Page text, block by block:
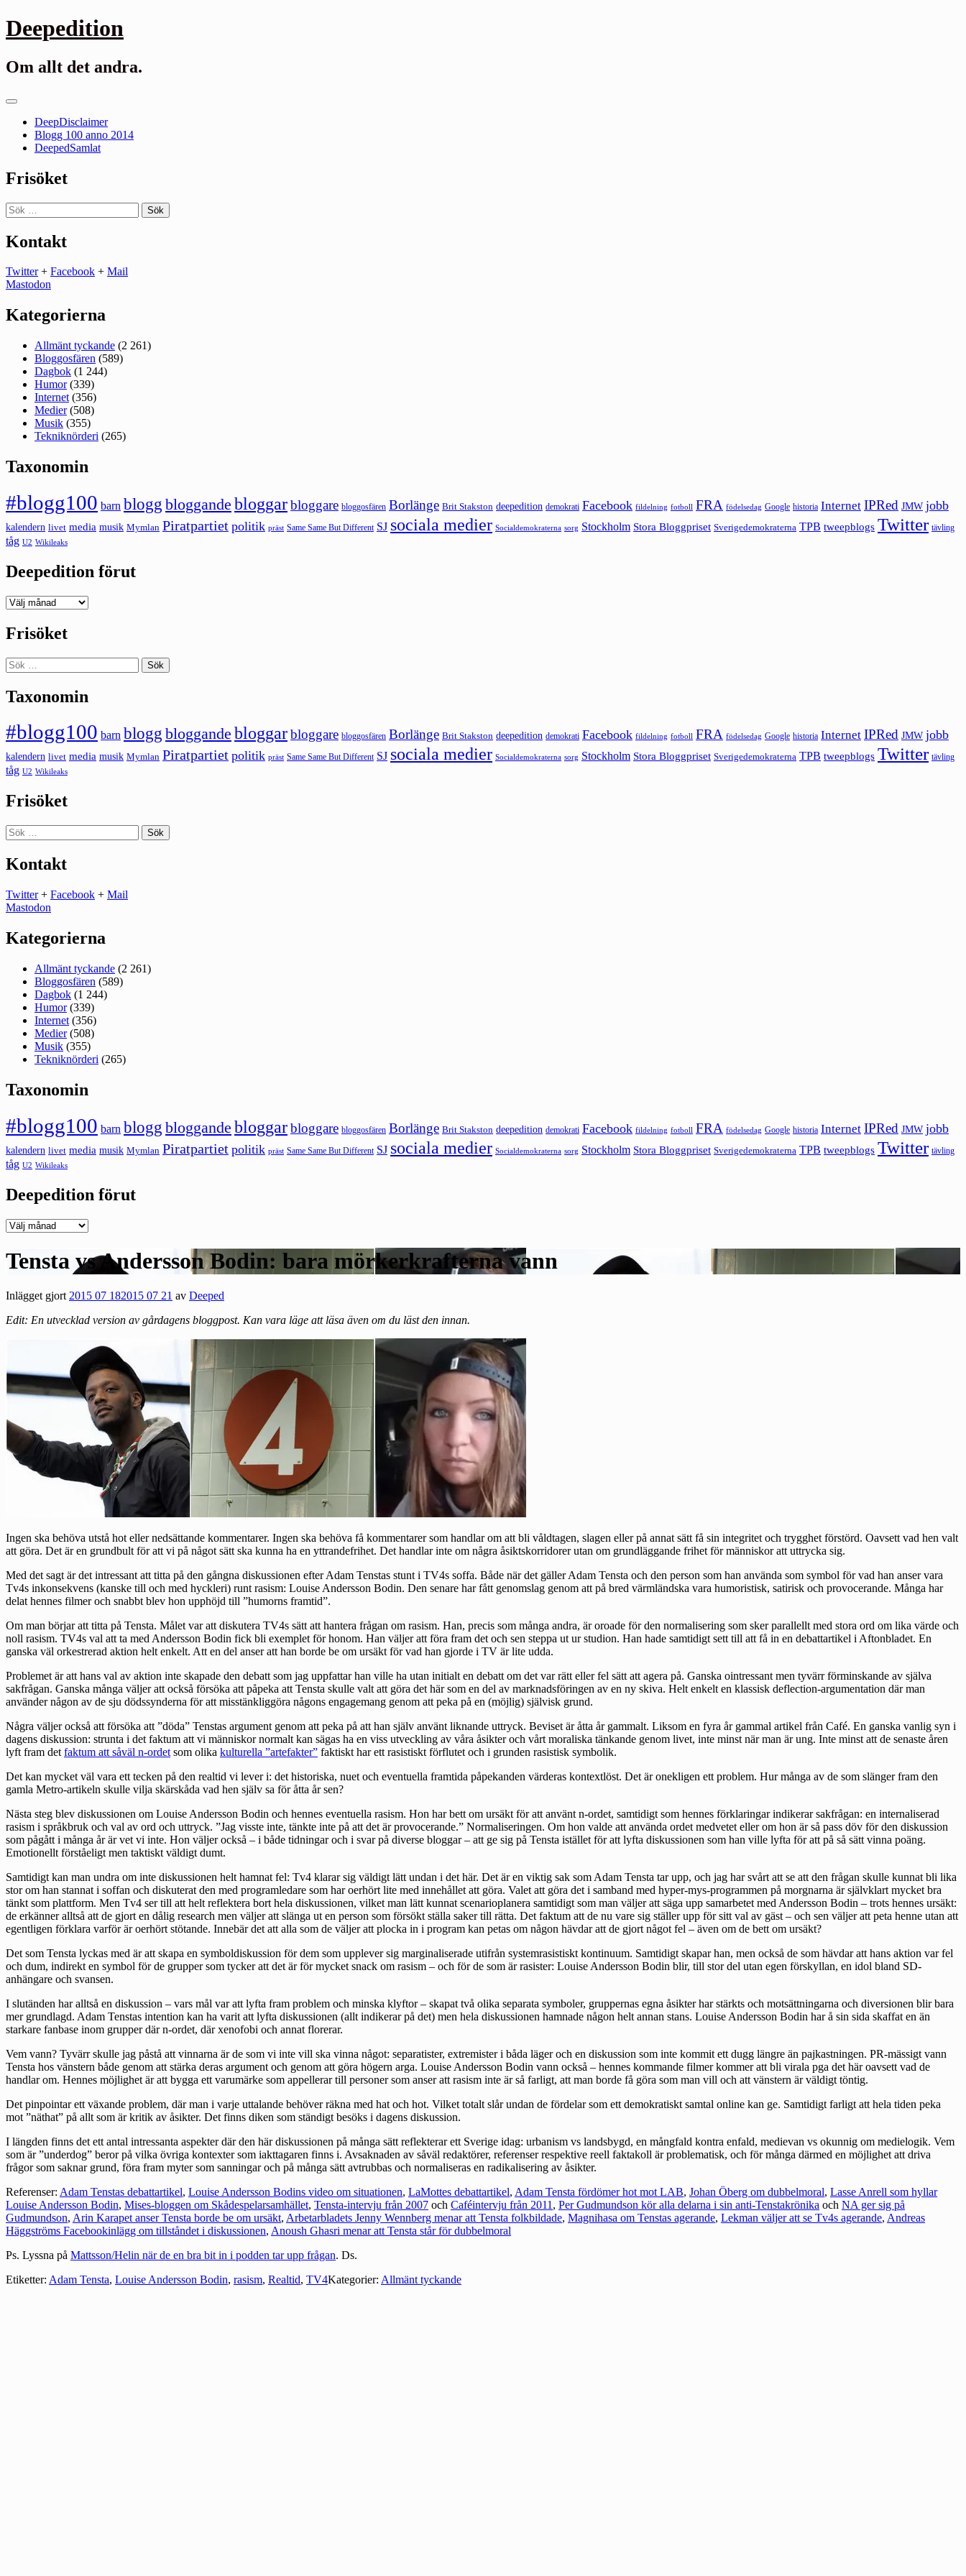
Gå
till
Deepedition
Om allt det andra.
Primär
DeepDisclaimer
Blogg 100 anno 2014
DeepedSamlat
Frisöket
Sök
efter:
Kontakt
Twitter+ Facebook + Mail
Mastodon
Kategorierna
Allmänt tyckande (2 261)
Bloggosfären (589)
Dagbok (1 244)
Humor(339)
Internet (356)
Medier(508)
Musik (355)
Tekniknörderi (265)
Taxonomin
#blogg100 barn blogg bloggande bloggarbloggare bloggosfären Borlänge Brit Stakston deepedition demokrati Facebook fildelning fotboll FRA födelsedag Google historia Internet IPRed JMW jobb
kalendern livet media musik Mymlan Piratpartiet politik präst Same Same But Different SJ sociala medier Socialdemokraterna sorg Stockholm Stora Bloggpriset Sverigedemokraterna TPB tweepblogs Twitter tävling
tåg U2 Wikileaks
Deepedition förut
Deepedition
Frisöket
Sök
efter:
Taxonomin
#blogg100 barn blogg bloggande bloggarbloggare bloggosfären Borlänge Brit Stakston deepedition demokrati Facebook fildelning fotboll FRA födelsedag Google historia Internet IPRed JMW jobb
kalendern livet media musik Mymlan Piratpartiet politik präst Same Same But Different SJ sociala medier Socialdemokraterna sorg Stockholm Stora Bloggpriset Sverigedemokraterna TPB tweepblogs Twitter tävling
tåg U2 Wikileaks
Frisöket
Sök
efter:
Kontakt
Twitter+ Facebook + Mail
Mastodon
Kategorierna
Allmänt tyckande (2 261)
Bloggosfären (589)
Dagbok (1 244)
Humor(339)
Internet (356)
Medier(508)
Musik (355)
Tekniknörderi (265)
Taxonomin
#blogg100 barn blogg bloggande bloggarbloggare bloggosfären Borlänge Brit Stakston deepedition demokrati Facebook fildelning fotboll FRA födelsedag Google historia Internet IPRed JMW jobb
kalendern livet media musik Mymlan Piratpartiet politik präst Same Same But Different SJ sociala medier Socialdemokraterna sorg Stockholm Stora Bloggpriset Sverigedemokraterna TPB tweepblogs Twitter tävling
tåg U2 Wikileaks
Deepedition förut
Deepedition
Tensta vs Andersson Bodin: bara mörkerkrafterna vann
Inlägget gjort2015 07 182015 07 21 av Deeped
Edit: En utvecklad version av gårdagens bloggpost. Kan vara läge att läsa även om du läst den innan.
Ingen ska behöva utstå hot eller nedsättande kommentarer. Ingen ska behöva få kommentarer som handlar om att bli våldtagen, slagen eller på annat sätt få sin integritet och trygghet förstörd. Oavsett vad hen valt
att göra. Det är en grundbult för att vi på något sätt ska kunna ha en yttrandefrihet. Det handlar inte om några åsiktskorridorer utan om grundläggande frihet för människor att uttrycka sig.
Med det sagt är det intressant att titta på den gångna diskussionen efter Adam Tenstas stunt i TV4s soffa. Både när det gäller Adam Tensta och den person som han använda som symbol för vad han anser vara
Tv4s inkonsekvens (kanske till och med hyckleri) runt rasism: Louise Andersson Bodin. Den senare har fått genomslag genom att på bred värmländska vara humoristisk, satirisk och provocerande. Många har
delat hennes filmer och snabbt blev hon upphöjd till ”humorns framtid”.
Om man börjar att titta på Tensta. Målet var att diskutera TV4s sätt att hantera frågan om rasism. Han, precis som många andra, är oroade för den normalisering som sker parallellt med stora ord om lika värde och
noll rasism. TV4s val att ta med Andersson Bodin fick bli exemplet för honom. Han väljer att föra fram det och sen steppa ut ur studion. Han hade samtidigt sett till att få in en debattartikel i Aftonbladet. En
ganska väl orkestrerad aktion helt enkelt. Att en del anser att han borde be om ursäkt för vad han gjorde i TV är lite udda.
Problemet är att hans val av aktion inte skapade den debatt som jag uppfattar han ville ha utan initialt en debatt om det var rätt eller fel sätt att agera på. Ganska ointressant men tyvärr förminskande av själva
sakfrågan. Ganska många väljer att också försöka att påpeka att Tensta skulle valt att göra det här som en del av marknadsföringen av en ny skiva. Helt enkelt en klassisk deflection-argumentation där man
använder någon av de sju dödssynderna för att misstänkliggöra någons engagemang genom att peka på en (möjlig) självisk grund.
Några väljer också att försöka att ”döda” Tenstas argument genom att peka på att han själv använt liknande uttryck. Beviset är åtta år gammalt. Liksom en fyra år gammal artikel från Café. En ganska vanlig syn i
dagens diskussion: strunta i det faktum att vi människor normalt kan sägas ha en viss utveckling av våra åsikter och vårt moraliska tänkande genom livet, inte minst när man är ung. Inte minst att de senaste åren
lyft fram detfaktum att såväl n-ordetsom olika kulturella ”artefakter” faktiskt har ett rasistiskt förflutet och i grunden rasistisk symbolik.
Det kan mycket väl vara ett tecken på den realtid vi lever i: det historiska, nuet och eventuella framtida påpekanden värderas kontextlöst. Det är onekligen ett problem. Hur många av de som slänger fram den
gamla Metro-artikeln skulle vilja skärskåda vad hen själv sa för åtta år sen?
Nästa steg blev diskussionen om Louise Andersson Bodin och hennes eventuella rasism. Hon har bett om ursäkt för att använt n-ordet, samtidigt som hennes förklaringar indikerar sakfrågan: en internaliserad
rasism i språkbruk och val av ord och uttryck. ”Jag visste inte, tänkte inte på att det är provocerande.” Normaliseringen. Om hon valde att använda ordet medvetet eller om hon är så pass döv för den diskussion
som pågått i många år är vet vi inte. Hon väljer också – i både tidningar och i svar på diverse bloggar – att ge sig på Tensta istället för att lyfta diskussionen som han ville lyfta för att på så sätt vinna poäng.
Emotionellt förståeligt men taktiskt väldigt dumt.
Samtidigt kan man undra om inte diskussionen helt hamnat fel: Tv4 klarar sig väldigt lätt undan i det här. Det är en viktig sak som Adam Tensta tar upp, och jag har svårt att se att den frågan skulle kunnat bli lika
stor om han stannat i soffan och diskuterat den med programledare som har oerhört lite med innehållet att göra. Valet att göra det i samband med hyper-mys-programmen på morgnarna är självklart mycket bra
tänkt som plattform. Men Tv4 ser till att helt reflektera bort hela diskussionen, vilket man lätt kunnat scenarioplanera samtidigt som man väljer att säga upp samarbetet med Andersson Bodin – trots hennes ursäkt:
de erkänner alltså att de gjort en dålig research men väljer att slänga ut en person som försökt ställa saker till rätta. Det faktum att de nu vare sig ställer upp för sitt val av gäst – och sen väljer att peta henne utan att
egentligen förklara varför är oerhört stötande. Innebär det att alla som de väljer att plocka in i program kan petas om någon hävdar att de gjort något fel – även om de bett om ursäkt?
Det som Tensta lyckas med är att skapa en symboldiskussion för dem som upplever sig marginaliserade utifrån systemrasistiskt kontinuum. Samtidigt skapar han, men också de som hävdar att hans aktion var fel
och dum, indirekt en symbol för de grupper som tycker att det är för mycket snack om rasism – och för de som är rasister: Louise Andersson Bodin blir, till stor del utan egen förskyllan, en idol bland SD-
anhängare och svansen.
I slutänden har alltså en diskussion – vars mål var att lyfta fram problem och minska klyftor – skapat två olika separata symboler, gruppernas egna åsikter har stärkts och motsättningarna och diversionen blir bara
mer grundlagd. Adam Tenstas intention kan ha varit att lyfta diskussionen (allt indikerar på det) men hela diskussionen hamnade någon helt annan stans. Louise Andersson Bodin har å sin sida skaffat en än
starkare fanbase inom grupper där n-ordet, där xenofobi och annat florerar.
Vem vann? Tyvärr skulle jag påstå att vinnarna är de som vi inte vill ska vinna något: separatister, extremister i båda läger och en diskussion som inte kommit ett dugg längre än pajkastningen. PR-mässigt vann
Tensta hos vänstern både genom att stärka deras argument och genom att göra högern arga. Louise Andersson Bodin vann också – hennes kommande filmer kommer att bli virala pga det här oavsett vad de
handlar om. Hennes möjlighet är att bygga ett varumärke som appellerar till personer som anser att rasism inte är så farligt, att man borde få göra som man vill och att vänstern är väldigt töntig.
Det pinpointar ett växande problem, där man i varje uttalande behöver räkna med hat och hot. Vilket totalt slår undan de fördelar som ett demokratiskt samtal online kan ge. Samtidigt farligt att hela tiden peka
mot ”näthat” på allt som är kritik av åsikter. Det finns diken som ständigt besöks i dagens diskussion.
I längden finns det ett antal intressanta aspekter där den här diskussionen på många sätt reflekterar ett Sverige idag: urbanism vs landsbygd, en mångfald kontra enfald, medievan vs okunnig om medielogik. Vem
som är ”underdog” beror på vilka övriga kontexter som iakttagaren finns i. Avsaknaden av såväl redaktörer, referenser respektive reell faktakoll är problematisk, och för många därmed en möjlighet att driva
frågor som saknar grund, föra fram myter som sanningar och på många sätt avtrubbas och normaliseras en radikalisering av åsikter.
Referenser: Adam Tenstas debattartikel, Louise Andersson Bodins video om situationen, LaMottes debattartikel, Adam Tensta fördömer hot mot LAB, Johan Öberg om dubbelmoral, Lasse Anrell som hyllar
Louise Andersson Bodin, Mises-bloggen om Skådespelarsamhället, Tensta-intervju från 2007 och Caféintervju från 2011, Per Gudmundson kör alla delarna i sin anti-Tenstakrönika och NA ger sig på
Gudmundson, Arin Karapet anser Tensta borde be om ursäkt, Arbetarbladets Jenny Wennberg menar att Tensta folkbildade, Magnihasa om Tenstas agerande, Lekman väljer att se Tv4s agerande, Andreas
Häggströms Facebookinlägg om tillståndet i diskussionen, Anoush Ghasri menar att Tensta står för dubbelmoral
Ps. Lyssna på Mattsson/Helin när de en bra bit in i podden tar upp frågan. Ds.
Etiketter: Adam Tensta, Louise Andersson Bodin, rasism, Realtid, TV4Kategorier: Allmänt tyckande